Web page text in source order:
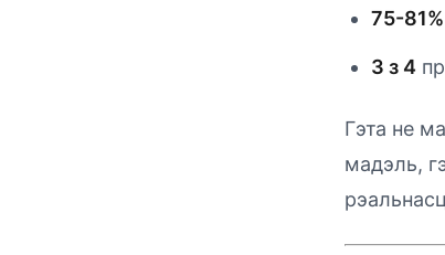
75-
3 з 4
Гэта не
мадэль,